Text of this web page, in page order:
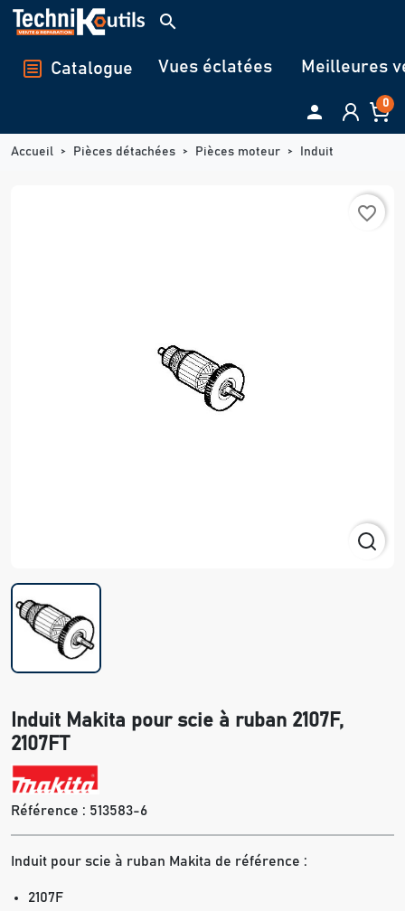
Panneau de gestion des cookies
search
Catalogue Vues éclatées Meilleures
 0
Accueil Pièces détachées Pièces moteur Induit
favorite_border
Induit Makita pour scie à ruban 2107F,
2107FT
Référence : 513583-6
Induit pour scie à ruban Makita de référence :
2107F